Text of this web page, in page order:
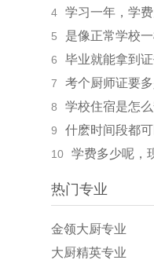
4 学习一年，学费
5 是像正常学校
6 毕业就能拿到证
7 考个厨师证要
8 学校住宿是怎
9 什麽时间段都
10 学费多少呢，
热门专业
金领大厨专业
大厨精英专业